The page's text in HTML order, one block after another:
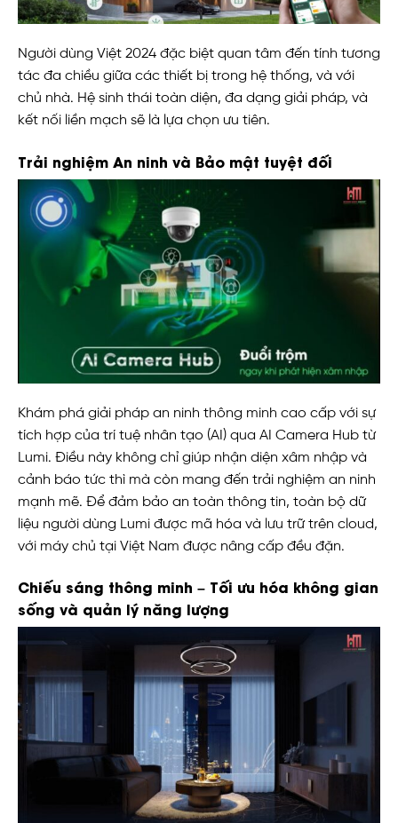
Người dùng Việt 2024 đặc biệt quan tâm đến tính tương
tác đa chiều giữa các thiết bị trong hệ thống, và với
chủ nhà. Hệ sinh thái toàn diện, đa dạng giải pháp, và
kết nối liền mạch sẽ là lựa chọn ưu tiên.
Trải nghiệm An ninh và Bảo mật tuyệt đối
Khám phá giải pháp an ninh thông minh cao cấp với sự
tích hợp của trí tuệ nhân tạo (AI) qua AI Camera Hub từ
Lumi. Điều này không chỉ giúp nhận diện xâm nhập và
cảnh báo tức thì mà còn mang đến trải nghiệm an ninh
mạnh mẽ. Để đảm bảo an toàn thông tin, toàn bộ dữ
liệu người dùng Lumi được mã hóa và lưu trữ trên cloud,
với máy chủ tại Việt Nam được nâng cấp đều đặn.
Chiếu sáng thông minh – Tối ưu hóa không gian
sống và quản lý năng lượng